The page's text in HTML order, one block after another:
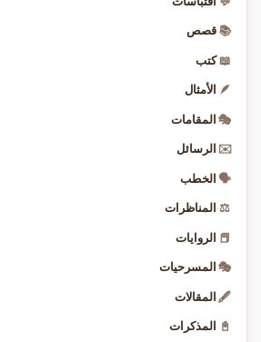
📚 قصص
📖 كتب
🪶 الأمثال
🎭 المقامات
✉️ الرسائل
🗣️ الخطب
⚖️ المناظرات
📕 الروايات
🎭 المسرحيات
🖋️ المقالات
📓 المذكرات